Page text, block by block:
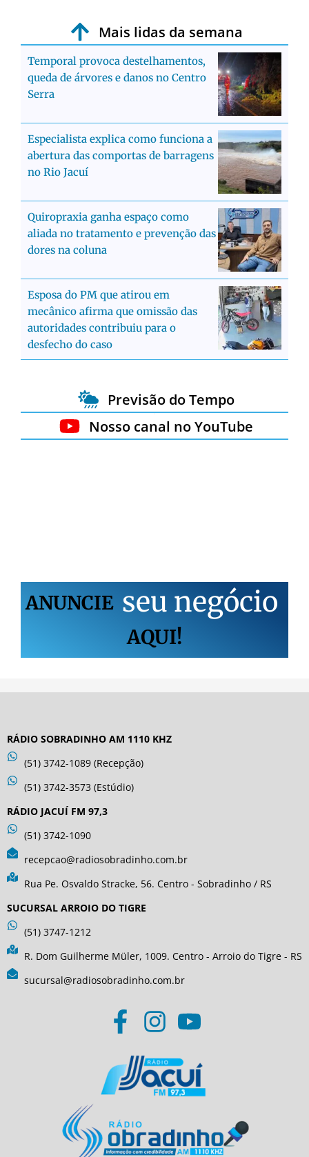
Mais lidas da semana
Temporal provoca destelhamentos,
queda de árvores e danos no Centro
Serra
Especialista explica como funciona a
abertura das comportas de barragens
no Rio Jacuí
Quiropraxia ganha espaço como
aliada no tratamento e prevenção das
dores na coluna
Esposa do PM que atirou em
mecânico afirma que omissão das
autoridades contribuiu para o
desfecho do caso
Previsão do Tempo
Nosso canal no YouTube
ANUNCIE seu negócio
AQUI!
RÁDIO SOBRADINHO AM 1110 KHZ
(51) 3742-1089 (Recepção)
(51) 3742-3573 (Estúdio)
RÁDIO JACUÍ FM 97,3
(51) 3742-1090
recepcao@radiosobradinho.com.br
Rua Pe. Osvaldo Stracke, 56. Centro - Sobradinho / RS
SUCURSAL ARROIO DO TIGRE
(51) 3747-1212
R. Dom Guilherme Müler, 1009. Centro - Arroio do Tigre - RS
sucursal@radiosobradinho.com.br